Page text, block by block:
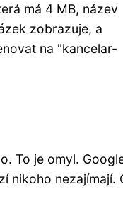
má 4 MB, název
zobrazuje, a
na "kancelar-
To je omyl.
nikoho nezajímají.